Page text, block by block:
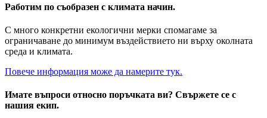
Работим по съобразен с климата начин.
С много конкретни екологични мерки спомагаме за
ограничаване до минимум въздействието ни върху околната
среда и климата.
Повече информация може да намерите тук.
Имате въпроси относно поръчката ви? Свържете се с
нашия екип.